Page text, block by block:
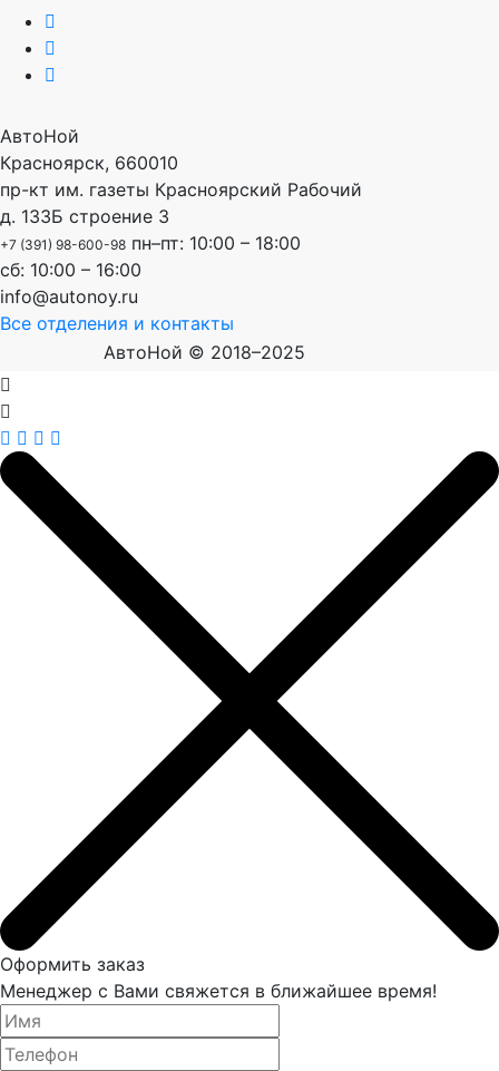
АвтоНой
Красноярск, 660010
пр-кт им. газеты Красноярский Рабочий
д. 133Б строение 3
+7 (391) 98-600-98 пн–пт: 10:00 – 18:00
сб: 10:00 – 16:00
info@autonoy.ru
Все отделения и контакты
АвтоНой © 2018–2025
Оформить заказ
Менеджер с Вами свяжется в ближайшее время!